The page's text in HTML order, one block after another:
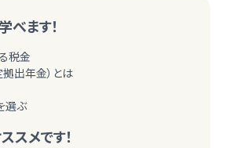
べます！
税金
出年金）とは
選ぶ
スメです！